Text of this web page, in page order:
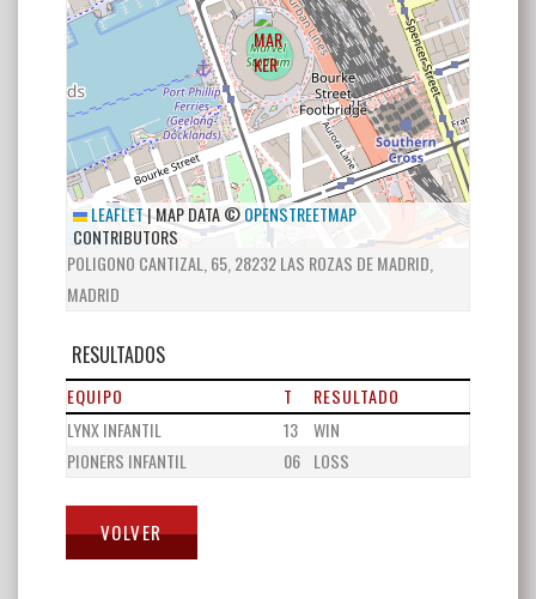
LEAFLET|MAP DATA ©OPENSTREETMAP
CONTRIBUTORS
POLIGONO CANTIZAL, 65, 28232 LAS ROZAS DE MADRID,
MADRID
RESULTADOS
EQUIPO T
RESULTADO
LYNX INFANTIL
13
WIN
PIONERS INFANTIL
06 LOSS